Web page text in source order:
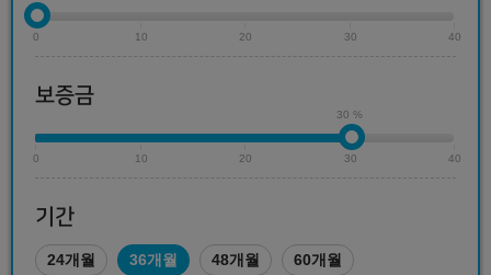
0 10 20 30 40
보증금
30 %
0 10 20 30 40
기간
24개월 36개월 48개월 60개월